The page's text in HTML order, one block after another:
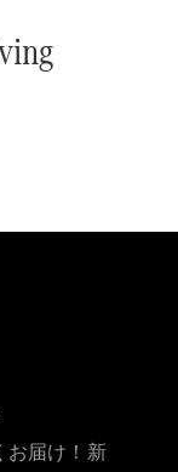
お届け！新